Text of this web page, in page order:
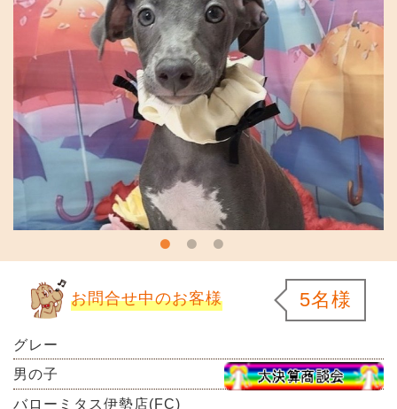
お問合せ中のお客様 5名様
グレー
男の子
バローミタス伊勢店(FC)